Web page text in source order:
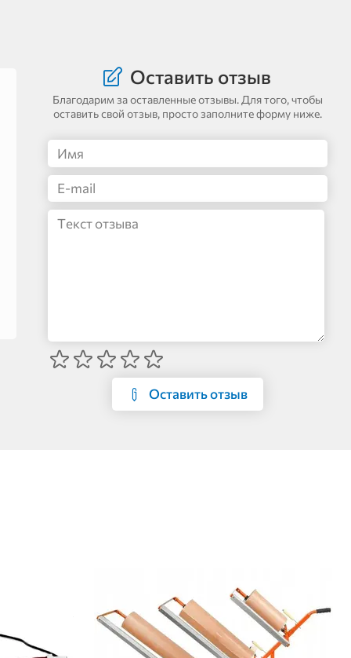
Оставить отзыв
Благодарим за оставленные отзывы. Для того, чтобы
оставить свой отзыв, просто заполните форму ниже.
Оставить отзыв